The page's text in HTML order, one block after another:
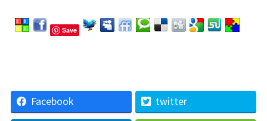
Save
Facebook
twitter